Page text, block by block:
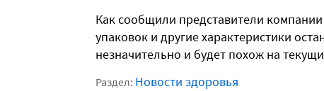
Как сообщили представители
упаковок и другие характеристики
незначительно и будет похож на
Раздел: Новости здоровья